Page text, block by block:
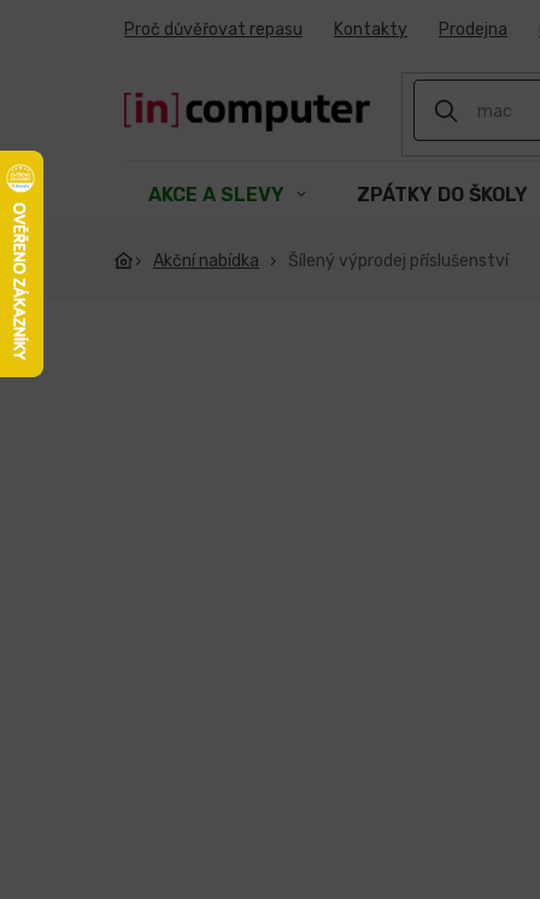
Proč důvěřovat repasu Kontakty Prodejna
AKCE A SLEVY ZPÁTKY DO ŠKOLY
Akční nabídka Šílený výprodej příslušenství